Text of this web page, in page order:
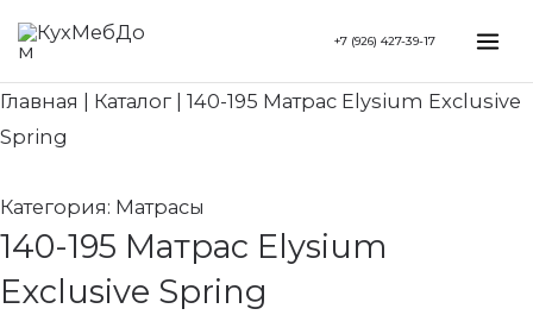
Перейти
содержимому
+7 (926) 427-39-17
Главная Каталог
140-195 Матрас Elysium Exclusive
Spring
Категория: Матрасы
140-195 Матрас Elysium
Exclusive Spring
Первоначальная
составляла
109
Search...